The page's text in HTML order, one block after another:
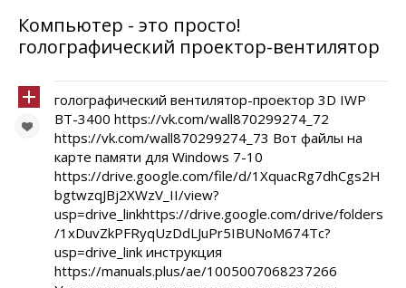
Компьютер - это просто!
голографический проектор-вентилятор
голографический вентилятор-проектор 3D IWP
BT-3400 https://vk.com/wall870299274_72
https://vk.com/wall870299274_73 Вот файлы на
карте памяти для Windows 7-10
https://drive.google.com/file/d/1XquacRg7dhCgs2H
bgtwzqJBj2XWzV_II/view?
usp=drive_linkhttps://drive.google.com/drive/folders
/1xDuvZkPFRyqUzDdLJuPr5IBUNoM674Tc?
usp=drive_link инструкция
https://manuals.plus/ae/1005007068237266